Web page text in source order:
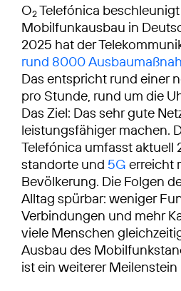
O2Telefónica
Mobilfunkausbau in
2025 hat der
rund 8000
Das entspricht rund einer
pro Stunde, rund um die
Das Ziel: Das sehr gute
leistungsfähiger machen.
Telefónica umfasst
standorte und 5G erreicht
Bevölkerung. Die Folgen
Alltag spürbar: weniger
Verbindungen und mehr
viele Menschen
Ausbau des
ist ein weiterer